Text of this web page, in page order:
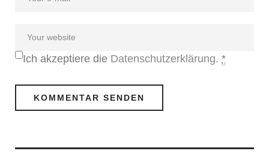
Ich akzeptiere die Datenschutzerklärung. *